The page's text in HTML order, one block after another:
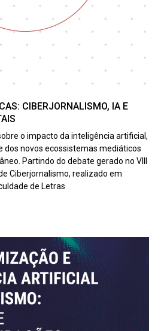
CIBERJORNALISMO, IA E
o impacto da inteligência artificial,
dos novos ecossistemas mediáticos
Partindo do debate gerado no VIII
Ciberjornalismo, realizado em
de Letras